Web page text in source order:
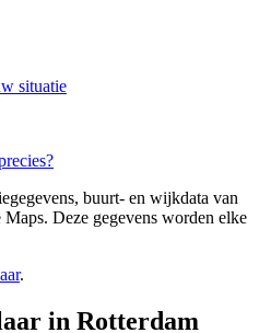
situatie
buurt- en wijkdata van
Deze gegevens worden elke
.
in Rotterdam